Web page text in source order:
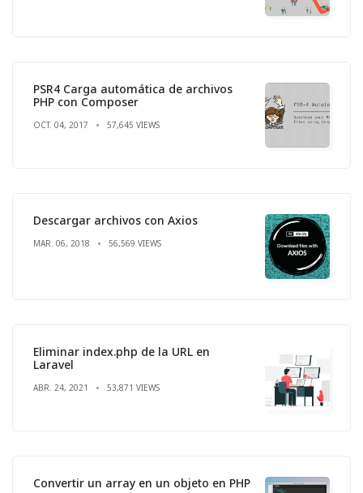
PSR4 Carga automática de archivos
PHP con Composer
OCT. 04, 2017 57,645 VIEWS
Descargar archivos con Axios
MAR. 06, 2018 56,569 VIEWS
Eliminar index.php de la URL en
Laravel
ABR. 24, 2021 53,871 VIEWS
Convertir un array en un objeto en PHP